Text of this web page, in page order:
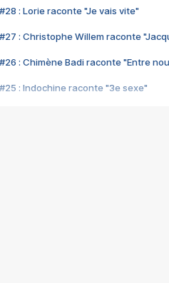
#28 : Lorie raconte "Je vais vite"
#27 : Christophe Willem raconte
#26 : Chimène Badi raconte "Entre
#25 : Indochine raconte "3e sexe"